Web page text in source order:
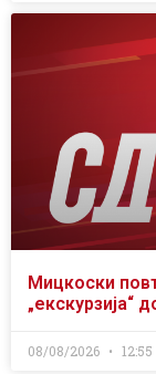
Мицкоски
„екскурзија“
08/08/2026 12:55